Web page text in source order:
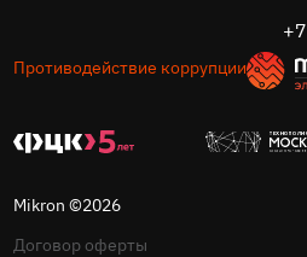
Противодействие коррупции
Mikron ©2026
Договор оферты